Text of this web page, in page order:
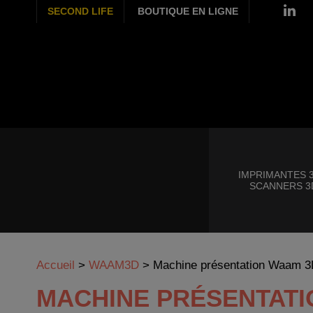
SECOND LIFE BOUTIQUE EN LIGNE
IMPRIMANTES
SCANNERS
Accueil > WAAM3D > Machine présentation Waam
MACHINE